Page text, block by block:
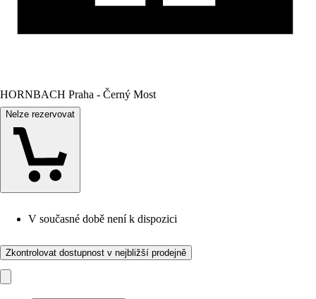
HORNBACH Praha - Černý Most
Nelze rezervovat
V současné době není k dispozici
Zkontrolovat dostupnost v nejbližší prodejně